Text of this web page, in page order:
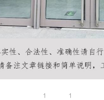
1 1